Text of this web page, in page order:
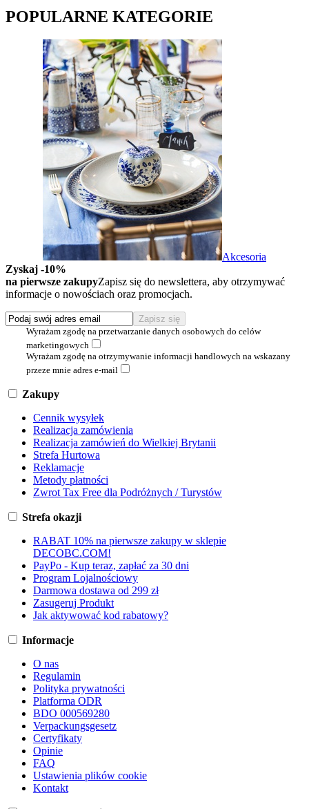
POPULARNE KATEGORIE
Akcesoria
Zyskaj -10%
na pierwsze zakupyZapisz się do newslettera, aby otrzymywać
informacje o nowościach oraz promocjach.
Wyrażam zgodę na przetwarzanie danych osobowych do celów
marketingowych
Wyrażam zgodę na otrzymywanie informacji handlowych na wskazany
przeze mnie adres e-mail
Zakupy
Cennik wysyłek
Realizacja zamówienia
Realizacja zamówień do Wielkiej Brytanii
Strefa Hurtowa
Reklamacje
Metody płatności
Zwrot Tax Free dla Podróżnych / Turystów
Strefa okazji
RABAT 10% na pierwsze zakupy w sklepie
DECOBC.COM!
PayPo - Kup teraz, zapłać za 30 dni
Program Lojalnościowy
Darmowa dostawa od 299 zł
Zasugeruj Produkt
Jak aktywować kod rabatowy?
Informacje
O nas
Regulamin
Polityka prywatności
Platforma ODR
BDO 000569280
Verpackungsgesetz
Certyfikaty
Opinie
FAQ
Ustawienia plików cookie
Kontakt